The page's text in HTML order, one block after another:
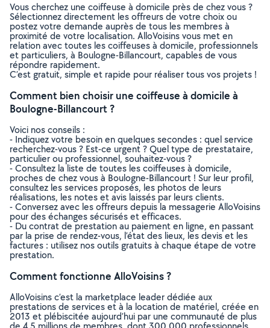
Vous cherchez une coiffeuse à domicile près de chez vous ?
Sélectionnez directement les offreurs de votre choix ou
postez votre demande auprès de tous les membres à
proximité de votre localisation. AlloVoisins vous met en
relation avec toutes les coiffeuses à domicile, professionnels
et particuliers, à Boulogne-Billancourt, capables de vous
répondre rapidement.
C’est gratuit, simple et rapide pour réaliser tous vos projets !
Comment bien choisir une coiffeuse à domicile à
Boulogne-Billancourt ?
Voici nos conseils :
- Indiquez votre besoin en quelques secondes : quel service
recherchez-vous ? Est-ce urgent ? Quel type de prestataire,
particulier ou professionnel, souhaitez-vous ?
- Consultez la liste de toutes les coiffeuses à domicile,
proches de chez vous à Boulogne-Billancourt ! Sur leur profil,
consultez les services proposés, les photos de leurs
réalisations, les notes et avis laissés par leurs clients.
- Conversez avec les offreurs depuis la messagerie AlloVoisins
pour des échanges sécurisés et efficaces.
- Du contrat de prestation au paiement en ligne, en passant
par la prise de rendez-vous, l’état des lieux, les devis et les
factures : utilisez nos outils gratuits à chaque étape de votre
prestation.
Comment fonctionne AlloVoisins ?
AlloVoisins c’est la marketplace leader dédiée aux
prestations de services et à la location de matériel, créée en
2013 et plébiscitée aujourd’hui par une communauté de plus